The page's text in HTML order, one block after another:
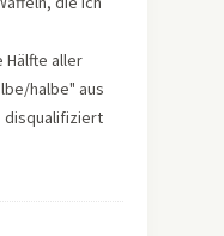
Hälfte aller
halbe" aus
disqualifiziert